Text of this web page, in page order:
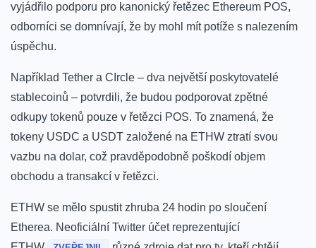
vyjádřilo podporu pro kanonický řetězec Ethereum POS,
odborníci se domnívají, že by mohl mít potíže s nalezením
úspěchu.
Například Tether a CIrcle – dva největší poskytovatelé
stablecoinů – potvrdili, že budou podporovat zpětné
odkupy tokenů pouze v řetězci POS. To znamená, že
tokeny USDC a USDT založené na ETHW ztratí svou
vazbu na dolar, což pravděpodobně poškodí objem
obchodu a transakcí v řetězci.
ETHW se mělo spustit zhruba 24 hodin po sloučení
Etherea. Neoficiální Twitter účet reprezentující